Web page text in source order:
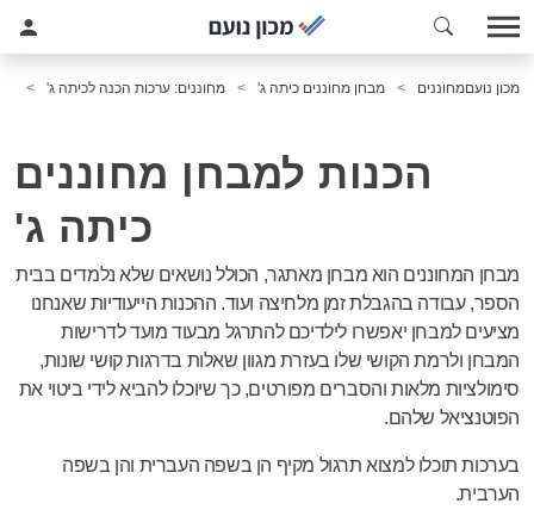
מכון נועםמחוננים מבחן מחוננים כיתה ג' מחוננים: ערכות הכנה לכיתה ג'
הכנות למבחן מחוננים
כיתה ג'
מבחן המחוננים הוא מבחן מאתגר, הכולל נושאים שלא נלמדים בבית
הספר, עבודה בהגבלת זמן מלחיצה ועוד. ההכנות הייעודיות שאנחנו
מציעים למבחן יאפשרו לילדיכם להתרגל מבעוד מועד לדרישות
המבחן ולרמת הקושי שלו בעזרת מגוון שאלות בדרגות קושי שונות,
סימולציות מלאות והסברים מפורטים, כך שיוכלו להביא לידי ביטוי את
הפוטנציאל שלהם.
בערכות תוכלו למצוא תרגול מקיף הן בשפה העברית והן בשפה
הערבית.